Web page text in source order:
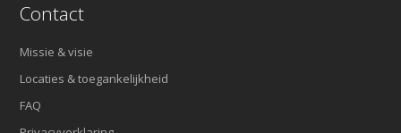
Contact
Missie & visie
Locaties & toegankelijkheid
FAQ